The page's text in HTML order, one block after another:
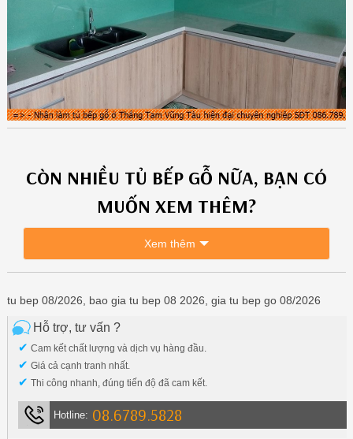
CÒN NHIỀU TỦ BẾP GỖ NỮA, BẠN CÓ
MUỐN XEM THÊM?
Xem thêm
tu bep 08/2026, bao gia tu bep 08 2026, gia tu bep go 08/2026
Hỗ trợ, tư vấn ?
✔ Cam kết chất lượng và dịch vụ hàng đầu.
✔ Giá cả cạnh tranh nhất.
✔ Thi công nhanh, đúng tiến độ đã cam kết.
Hotline: 08.6789.5828